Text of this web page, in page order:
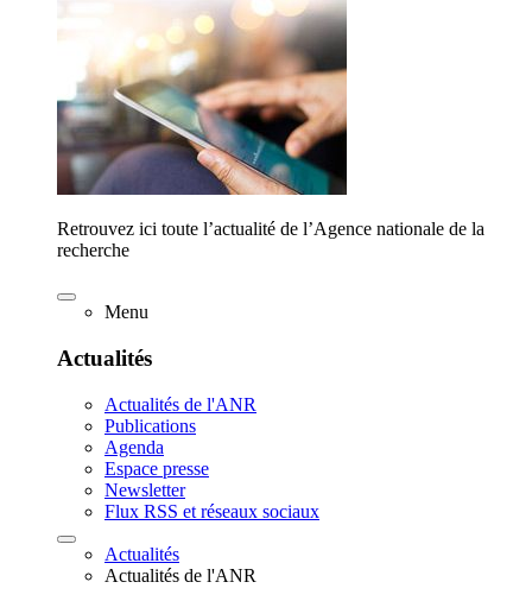
Retrouvez ici toute l’actualité de l’Agence nationale de la
recherche
Menu
Actualités
Actualités de l'ANR
Publications
Agenda
Espace presse
Newsletter
Flux RSS et réseaux sociaux
Actualités
Actualités de l'ANR